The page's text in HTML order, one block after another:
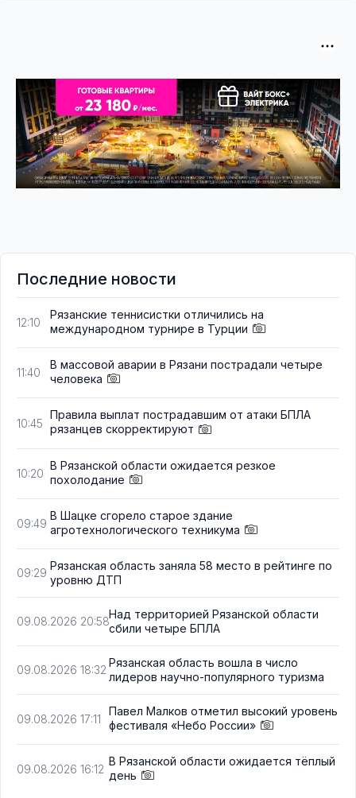
Последние новости
12:10
Рязанские теннисистки отличились на
международном турнире в Турции
11:40
В массовой аварии в Рязани пострадали четыре
человека
10:45
Правила выплат пострадавшим от атаки БПЛА
рязанцев скорректируют
10:20
В Рязанской области ожидается резкое
похолодание
09:49
В Шацке сгорело старое здание
агротехнологического техникума
09:29
Рязанская область заняла 58 место в рейтинге по
уровню ДТП
09.08.2026 20:58
Над территорией Рязанской области
сбили четыре БПЛА
09.08.2026 18:32
Рязанская область вошла в число
лидеров научно-популярного туризма
09.08.2026 17:11
Павел Малков отметил высокий уровень
фестиваля «Небо России»
09.08.2026 16:12
В Рязанской области ожидается тёплый
день